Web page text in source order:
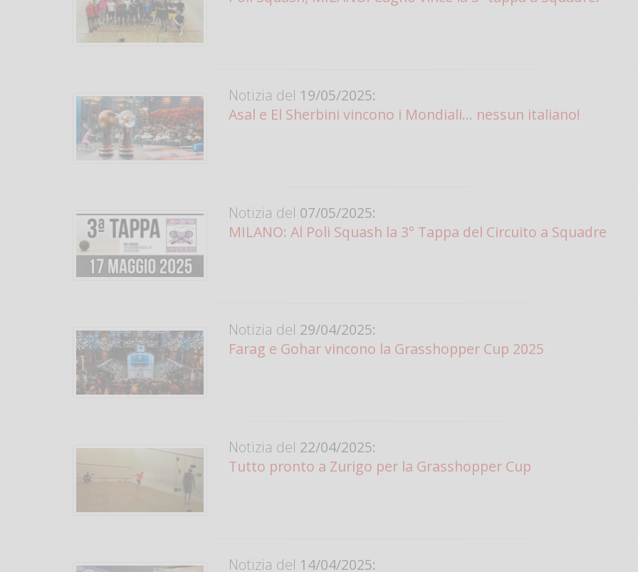
Notizia del 19/05/2025:
Asal e El Sherbini vincono i Mondiali... nessun italiano!
Notizia del 07/05/2025:
MILANO: Al Poli Squash la 3° Tappa del Circuito a Squadre
Notizia del 29/04/2025:
Farag e Gohar vincono la Grasshopper Cup 2025
Notizia del 22/04/2025:
Tutto pronto a Zurigo per la Grasshopper Cup
Notizia del 14/04/2025: